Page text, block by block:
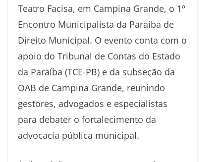
Teatro Facisa, em Campina Grande, o 1º
Encontro Municipalista da Paraíba de
Direito Municipal. O evento conta com o
apoio do Tribunal de Contas do Estado
da Paraíba (TCE-PB) e da subseção da
OAB de Campina Grande, reunindo
gestores, advogados e especialistas
para debater o fortalecimento da
advocacia pública municipal.